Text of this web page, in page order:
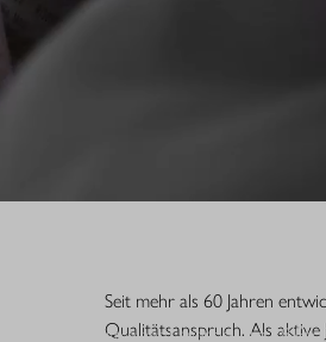
einer Legende. Die R8
Seit mehr als 60 Jahren
Qualitätsanspruch. Als